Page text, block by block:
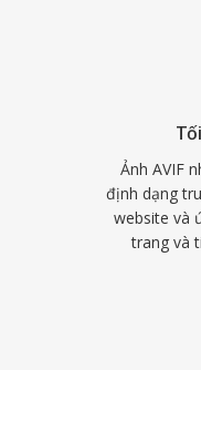
Ảnh AVIF
định dạng
website và
trang và